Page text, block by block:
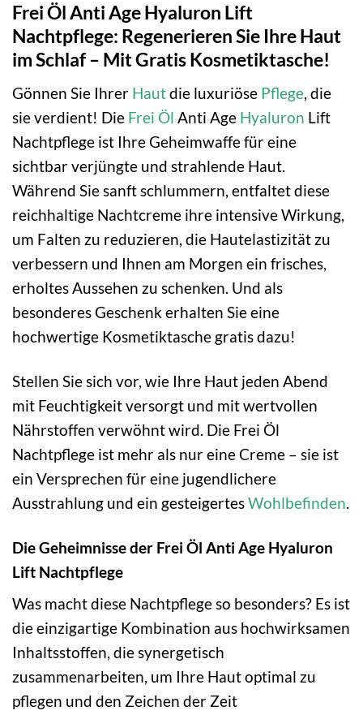
Frei Öl Anti Age Hyaluron Lift
Nachtpflege: Regenerieren Sie Ihre Haut
im Schlaf – Mit Gratis Kosmetiktasche!
Gönnen Sie Ihrer Hautdie luxuriöse Pflege, die
sie verdient! Die Frei Öl Anti Age Hyaluron Lift
Nachtpflege ist Ihre Geheimwaffe für eine
sichtbar verjüngte und strahlende Haut.
Während Sie sanft schlummern, entfaltet diese
reichhaltige Nachtcreme ihre intensive Wirkung,
um Falten zu reduzieren, die Hautelastizität zu
verbessern und Ihnen am Morgen ein frisches,
erholtes Aussehen zu schenken. Und als
besonderes Geschenk erhalten Sie eine
hochwertige Kosmetiktasche gratis dazu!
Stellen Sie sich vor, wie Ihre Haut jeden Abend
mit Feuchtigkeit versorgt und mit wertvollen
Nährstoffen verwöhnt wird. Die Frei Öl
Nachtpflege ist mehr als nur eine Creme – sie ist
ein Versprechen für eine jugendlichere
Ausstrahlung und ein gesteigertesWohlbefinden.
Die Geheimnisse der Frei Öl Anti Age Hyaluron
Lift Nachtpflege
Was macht diese Nachtpflege so besonders? Es ist
die einzigartige Kombination aus hochwirksamen
Inhaltsstoffen, die synergetisch
zusammenarbeiten, um Ihre Haut optimal zu
pflegen und den Zeichen der Zeit